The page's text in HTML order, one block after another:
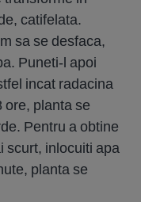
catifelata.
sa se desfaca,
Puneti-l apoi
incat radacina
ore, planta se
Pentru a obtine
scurt, inlocuiti apa
planta se